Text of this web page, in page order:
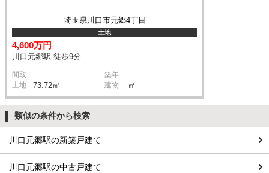
埼玉県川口市元郷4丁目
土地
4,600万円
川口元郷駅 徒歩9分
間取 - 築年 -
土地 73.72㎡ 建物 -㎡
類似の条件から検索
川口元郷駅の新築戸建て
川口元郷駅の中古戸建て